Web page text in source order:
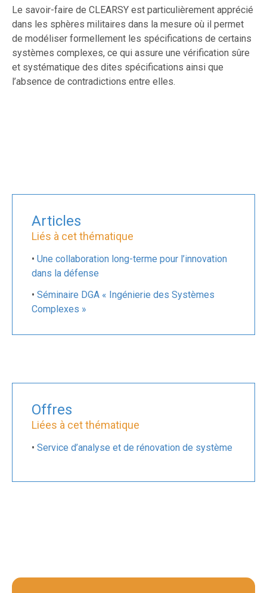
Le savoir-faire de CLEARSY est particulièrement apprécié
dans les sphères militaires dans la mesure où il permet
de modéliser formellement les spécifications de certains
systèmes complexes, ce qui assure une vérification sûre
et systématique des dites spécifications ainsi que
l’absence de contradictions entre elles.
Articles
Liés à cet thématique
• Une collaboration long-terme pour l’innovation
dans la défense
• Séminaire DGA « Ingénierie des Systèmes
Complexes »
Offres
Liées à cet thématique
• Service d’analyse et de rénovation de système